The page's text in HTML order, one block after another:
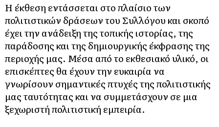
Η έκθεση εντάσσεται στο πλαίσιο των
πολιτιστικών δράσεων του Συλλόγου και σκοπό
έχει την ανάδειξη της τοπικής ιστορίας, της
παράδοσης και της δημιουργικής έκφρασης της
περιοχής μας. Μέσα από το εκθεσιακό υλικό, οι
επισκέπτες θα έχουν την ευκαιρία να
γνωρίσουν σημαντικές πτυχές της πολιτιστικής
μας ταυτότητας και να συμμετάσχουν σε μια
ξεχωριστή πολιτιστική εμπειρία.